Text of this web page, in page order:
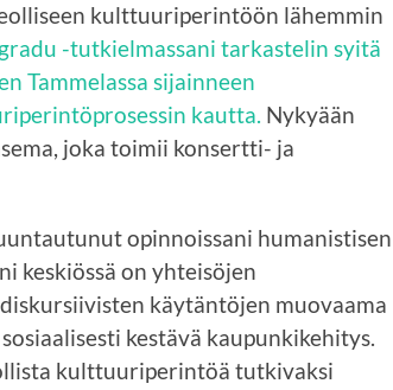
kulttuuriperintöön lähemmin
-tutkielmassani tarkastelin syitä
Tammelassa sijainneen
kautta. Nykyään
joka toimii konsertti- ja
opinnoissani humanistisen
keskiössä on yhteisöjen
käytäntöjen muovaama
kestävä kaupunkikehitys.
kulttuuriperintöä tutkivaksi